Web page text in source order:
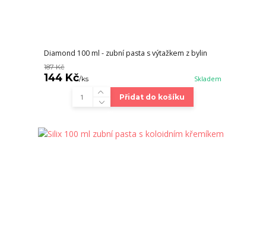
Diamond 100 ml - zubní pasta s výtažkem z bylin
187 Kč
144 Kč/ks Skladem
Přidat do košíku